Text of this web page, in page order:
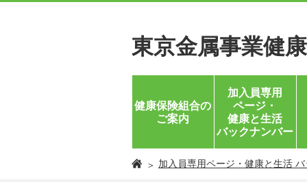
東京金属事業健
健康保険組合の
ご案内
加入員専用
ページ・
健康と生活
バックナンバー
加入員専用ページ・健康と生活